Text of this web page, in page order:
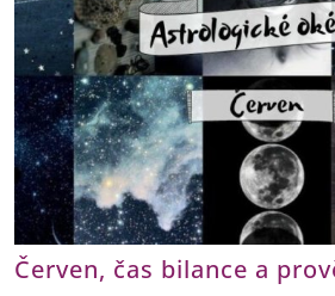
Červen, čas bilance a